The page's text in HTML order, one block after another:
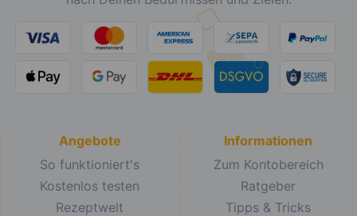
Angebote
So funktioniert's
Kostenlos testen
Rezeptwelt
Informationen
Zum Kontobereich
Ratgeber
Tipps & Tricks